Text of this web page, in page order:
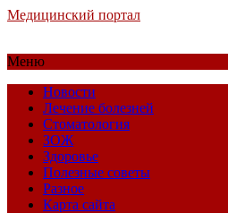
Медицинский портал
Меню
Новости
Лечение болезней
Стоматология
ЗОЖ
Здоровье
Полезные советы
Разное
Карта сайта